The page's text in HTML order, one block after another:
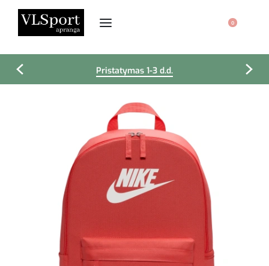
0
Pristatymas 1-3 d.d.